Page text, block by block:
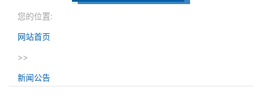
您的位置:
网站首页
>>
新闻公告